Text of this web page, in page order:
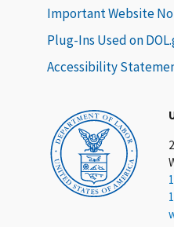
Important Website
Plug-Ins Used on
Accessibility